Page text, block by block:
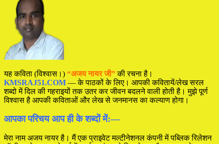
यह कविता (विश्वास।) “अजय नायर जी”की रचना है।
KMSRAJ51.COM — के पाठकों के लिए। आपकी कवितायें/लेख सरल
शब्दो में दिल की गहराइयों तक उतर कर जीवन बदलने वाली होती है। मुझे पूर्ण
विश्वास है आपकी कविताओं और लेख से जनमानस का कल्याण होगा।
आपका परिचय आप ही के शब्दों में:—
मेरा नाम अजय नायर है। मैं एक प्राइवेट मल्टीनेशनल कंपनी में पब्लिक रिलेशन